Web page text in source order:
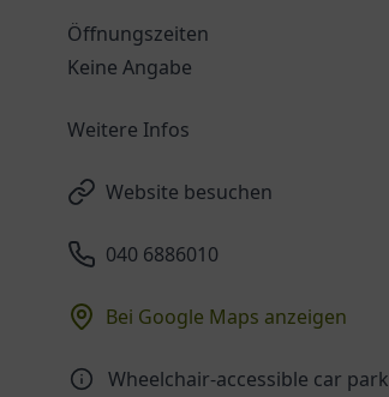
Öffnungszeiten
Keine Angabe
Weitere Infos
Website besuchen
040 6886010
Bei Google Maps anzeigen
Wheelchair-accessible car park